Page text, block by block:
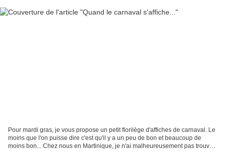
Pour mardi gras, je vous propose un petit florilège d'affiches de carnaval. Le
moins que l'on puisse dire c'est qu'il y a un peu de bon et beaucoup de
moins bon... Chez nous en Martinique, je n'ai malheureusement pas trouvé